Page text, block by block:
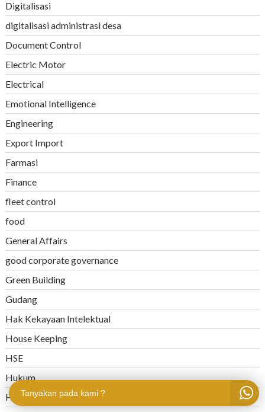
Digitalisasi
digitalisasi administrasi desa
Document Control
Electric Motor
Electrical
Emotional Intelligence
Engineering
Export Import
Farmasi
Finance
fleet control
food
General Affairs
good corporate governance
Green Building
Gudang
Hak Kekayaan Intelektual
House Keeping
HSE
Hukum
Hukum Kontrak
Tanyakan pada kami ?